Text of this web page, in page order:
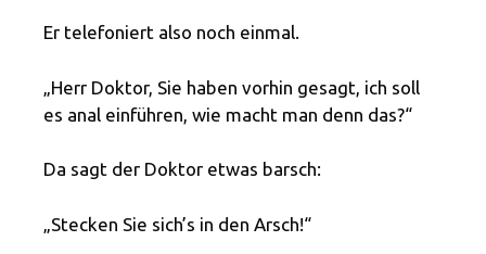
Er telefoniert also noch einmal.
„Herr Doktor, Sie haben vorhin gesagt, ich soll
es anal einführen, wie macht man denn das?“
Da sagt der Doktor etwas barsch:
„Stecken Sie sich’s in den Arsch!“